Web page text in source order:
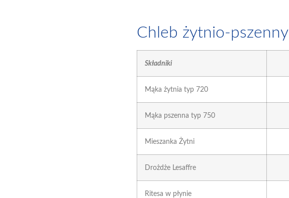
Chleb żytnio-pszenny
Składniki
Mąka żytnia typ 720
Mąka pszenna typ 750
Mieszanka Żytni
Drożdże Lesaffre
Ritesa w płynie